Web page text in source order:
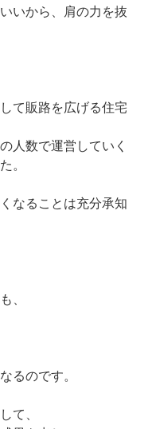
いから、肩の力を抜
て販路を広げる住宅
人数で運営していく
。
なることは充分承知
、
るのです。
て、